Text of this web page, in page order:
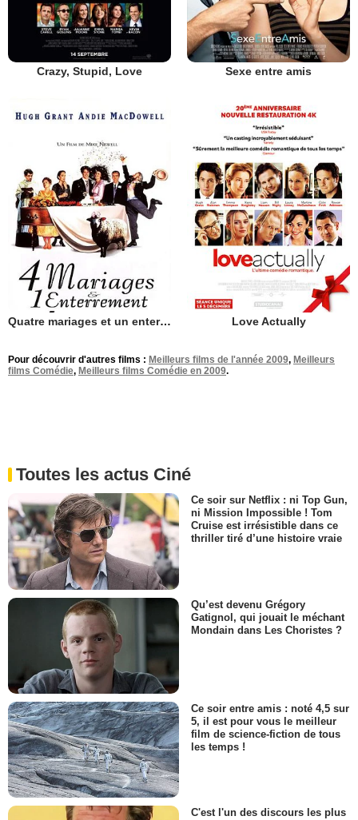
Crazy, Stupid, Love Sexe entre amis
Quatre mariages et un enterrement Love Actually
Pour découvrir d'autres films : Meilleurs films de l'année 2009, Meilleurs
films Comédie, Meilleurs films Comédie en 2009.
Toutes les actus Ciné
Ce soir sur Netflix : ni Top Gun,
ni Mission Impossible ! Tom
Cruise est irrésistible dans ce
thriller tiré d’une histoire vraie
Qu’est devenu Grégory
Gatignol, qui jouait le méchant
Mondain dans Les Choristes ?
Ce soir entre amis : noté 4,5 sur
5, il est pour vous le meilleur
film de science-fiction de tous
les temps !
C'est l'un des discours les plus